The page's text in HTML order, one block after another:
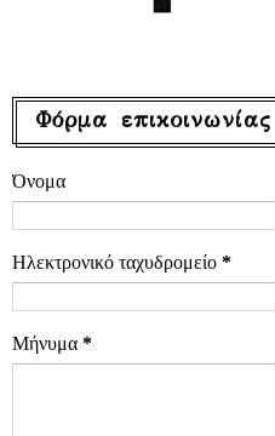
Φόρμα επικοινωνίας
Όνομα
Ηλεκτρονικό ταχυδρομείο *
Μήνυμα *